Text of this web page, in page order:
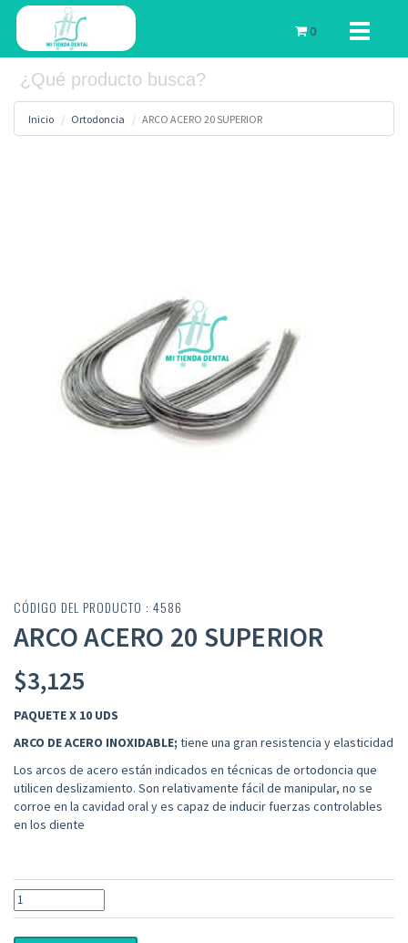
Toggle
0
Inicio Ortodoncia ARCO ACERO 20 SUPERIOR
CÓDIGO DEL PRODUCTO : 4586
ARCO ACERO 20 SUPERIOR
$3,125
PAQUETE X 10 UDS
ARCO DEACERO INOXIDABLE; tiene una gran resistencia y elasticidad
Los arcos de acero están indicados en técnicas de ortodoncia que
utilicen deslizamiento. Son relativamente fácil de manipular, no se
corroe en la cavidad oral y es capaz de inducir fuerzas controlables
en los diente